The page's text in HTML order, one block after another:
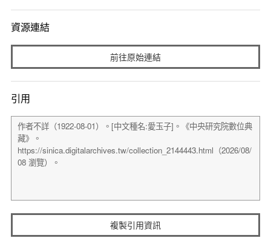
資源連結
前往原始連結
引用
複製引用資訊